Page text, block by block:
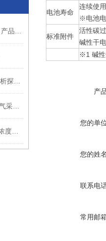
电池寿命
连续使
※电池
标准附件
活性碳
碱性干
※1 碱性
产
您的单
您的姓
联系电
常用邮